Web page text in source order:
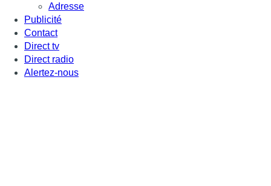
Adresse
Publicité
Contact
Direct tv
Direct radio
Alertez-nous